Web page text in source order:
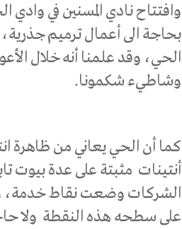
وافتتاح نادي المسنين في وادي
بحاجة الى أعمال ترميم
الحي، وقد علمنا أنه خلال
وشاطيء شكمونا.
كما أن الحي يعاني من ظاهرة
أنتينات مثبتة على عدة بيوت
الشركات وضعت نقاط خدمة،
على سطحه هذه النقطة ولا